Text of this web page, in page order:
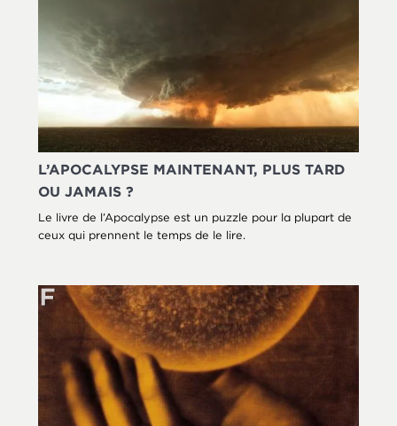
L’APOCALYPSE MAINTENANT, PLUS TARD
OU JAMAIS ?
Le livre de l’Apocalypse est un puzzle pour la plupart de
ceux qui prennent le temps de le lire.